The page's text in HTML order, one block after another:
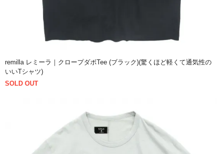
remilla レミーラ｜クロープダボTee (ブラック)(驚くほど軽くて通気性の
いいTシャツ)
SOLD OUT